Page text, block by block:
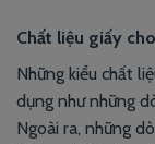
Chất liệu giấy
Những kiểu chất
dụng như những
Ngoài ra, những